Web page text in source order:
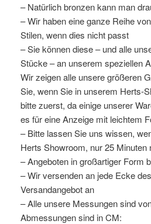
– Natürlich bronzen kann man
– Wir haben eine ganze Reihe
Stilen, wenn dies nicht passt
– Sie können diese – und alle
Stücke – an unserem speziellen
Wir zeigen alle unsere größeren
Sie, wenn Sie in unserem Herts-
bitte zuerst, da einige unserer
es für eine Anzeige mit leichtem
– Bitte lassen Sie uns wissen,
Herts Showroom, nur 25
– Angeboten in großartiger Form
– Wir versenden an jede Ecke
Versandangebot an
– Alle unsere Messungen sind
Abmessungen sind in CM: